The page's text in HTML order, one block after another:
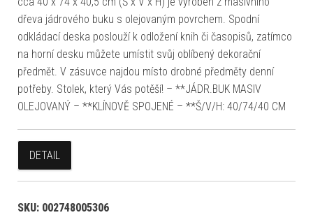
dřeva jádrového buku s olejovaným povrchem. Spodní
odkládací deska poslouží k odložení knih či časopisů, zatímco
na horní desku můžete umístit svůj oblíbený dekorační
předmět. V zásuvce najdou místo drobné předměty denní
potřeby. Stolek, který Vás potěší! – **JÁDR.BUK MASIV
OLEJOVANÝ – **KLÍNOVĚ SPOJENÉ – **Š/V/H: 40/74/40 CM
DETAIL
SKU: 002748005306